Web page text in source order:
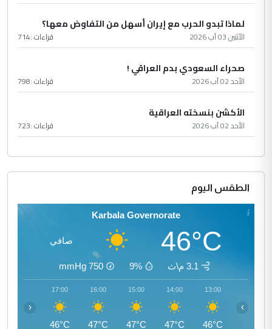
لماذا تبدو الحرب مع إيران أسهل من التفاوض معها؟
الأثنين 03 آب 2026 قراءات :714
صحراء السعودي بدم العراقي !
الأحد 02 آب 2026 قراءات :798
الأكشن بنسخته العراقية
الأحد 02 آب 2026 قراءات :723
الطقس اليوم
Karbala Governorate
46°C صافي
3.1 م\ث 9%
750
mmHg
13:00
46°C
14:00
47°C
15:00
47°C
16:00
47°C
17:00
46°C
‹ ›